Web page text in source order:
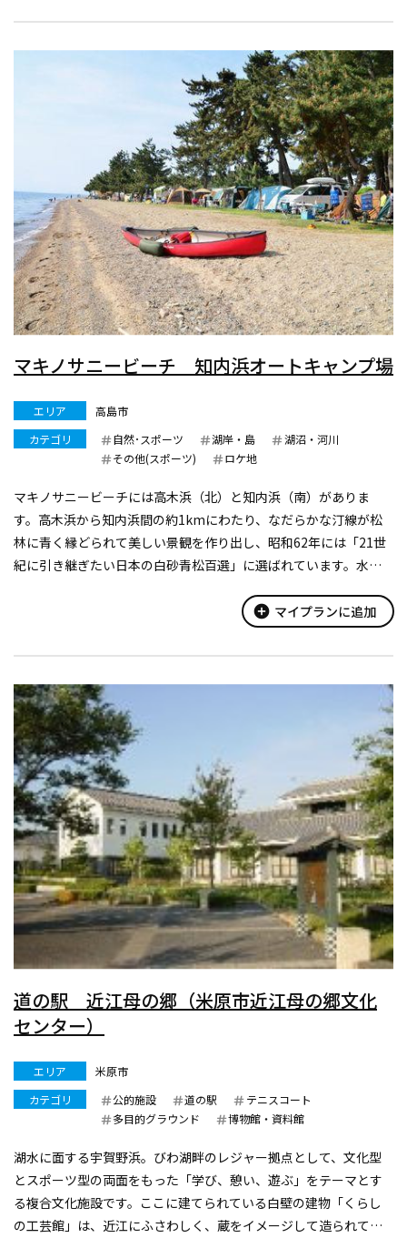
マキノサニービーチ 知内浜オートキャンプ場
エリア
高島市
カテゴリ
自然･スポーツ 湖岸・島
湖沼・河川
その他(スポーツ)
ロケ地
マキノサニービーチには高木浜（北）と知内浜（南）がありま
す。高木浜から知内浜間の約1kmにわたり、なだらかな汀線が松
林に青く縁どられて美しい景観を作り出し、昭和62年には「21世
紀に引き継ぎたい日本の白砂青松百選」に選ばれています。水の
add_circle マイプランに追加
道の駅 近江母の郷（米原市近江母の郷文化
センター）
エリア
米原市
カテゴリ
公的施設 道の駅
テニスコート
多目的グラウンド
博物館・資料館
湖水に面する宇賀野浜。びわ湖畔のレジャー拠点として、文化型
とスポーツ型の両面をもった「学び、憩い、遊ぶ」をテーマとす
る複合文化施設です。ここに建てられている白壁の建物「くらし
の工芸館」は、近江にふさわしく、蔵をイメージして造られてい